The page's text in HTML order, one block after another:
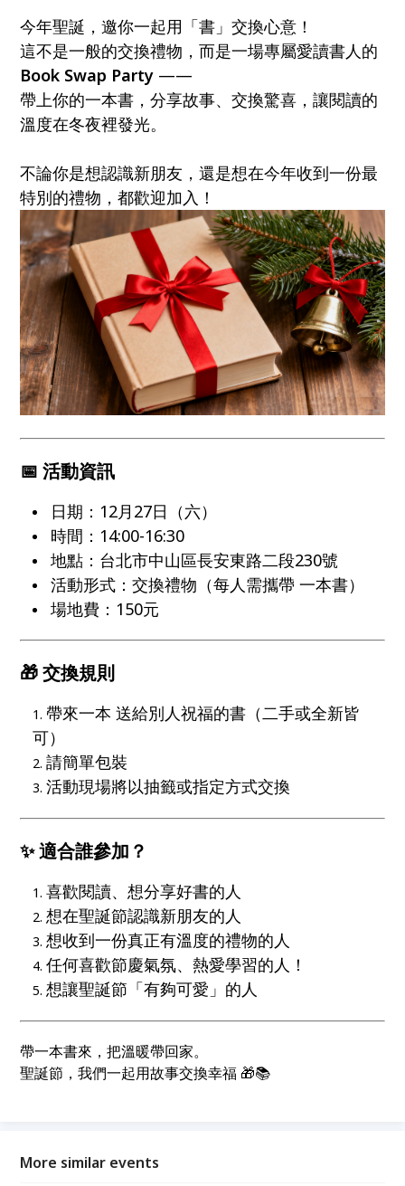
今年聖誕，邀你一起用「書」交換心意！
這不是一般的交換禮物，而是一場專屬愛讀書人的
Book Swap Party ——
帶上你的一本書，分享故事、交換驚喜，讓閱讀的
溫度在冬夜裡發光。
不論你是想認識新朋友，還是想在今年收到一份最
特別的禮物，都歡迎加入！
📅 活動資訊
日期：12月27日（六）
時間：14:00-16:30
地點：台北市中山區長安東路二段230號
活動形式：交換禮物（每人需攜帶 一本書）
場地費：150元
🎁 交換規則
帶來一本 送給別人祝福的書（二手或全新皆
可）
請簡單包裝
活動現場將以抽籤或指定方式交換
✨ 適合誰參加？
喜歡閱讀、想分享好書的人
想在聖誕節認識新朋友的人
想收到一份真正有溫度的禮物的人
任何喜歡節慶氣氛、熱愛學習的人！
想讓聖誕節「有夠可愛」的人
帶一本書來，把溫暖帶回家。
聖誕節，我們一起用故事交換幸福 🎁📚
More similar events